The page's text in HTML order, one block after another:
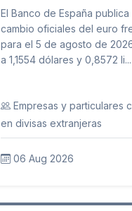
El Banco de España
cambio oficiales del euro
para el 5 de agosto de
a 1,1554 dólares y 0,8572 li...
Empresas y particulares
en divisas extranjeras
06 Aug 2026